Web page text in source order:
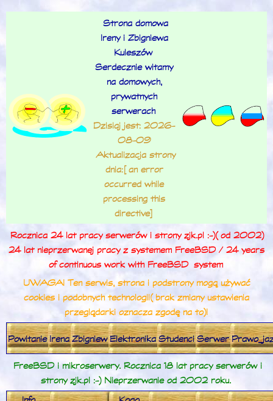
Strona domowa
Ireny i Zbigniewa
Kuleszów
Serdecznie witamy
na domowych,
prywatnych
serwerach
Dzisiaj jest: 2026-
08-09
Aktualizacja strony
dnia: [an error
occurred while
processing this
directive]
Rocznica 24 lat pracy serwerów i strony zjk.pl :-) (od 2002)
24 lat nieprzerwanej pracy z systemem FreeBSD / 24 years
of continuous work with FreeBSD system
UWAGA! Ten serwis, strona i podstrony mogą używać
cookies i podobnych technologii (brak zmiany ustawienia
przeglądarki oznacza zgodę na to)!
Powitanie Irena Zbigniew Elektronika Studenci Serwer
FreeBSD i mikroserwery. Rocznica 18 lat pracy serwerów i
strony zjk.pl :-) Nieprzerwanie od 2002 roku.